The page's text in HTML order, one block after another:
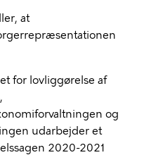
at
for lovliggørelse af
og
udarbejder et
2020-2021